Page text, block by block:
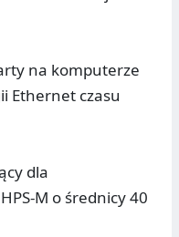
na komputerze
Ethernet czasu
dla
M o średnicy 40